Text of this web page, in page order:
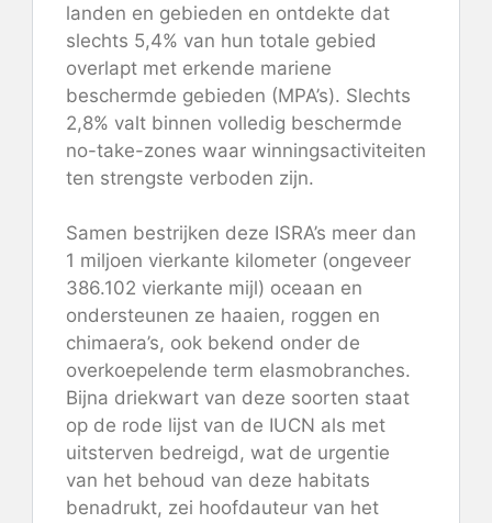
landen en gebieden en ontdekte dat
slechts 5,4% van hun totale gebied
overlapt met erkende mariene
beschermde gebieden (MPA’s). Slechts
2,8% valt binnen volledig beschermde
no-take-zones waar winningsactiviteiten
ten strengste verboden zijn.
Samen bestrijken deze ISRA’s meer dan
1 miljoen vierkante kilometer (ongeveer
386.102 vierkante mijl) oceaan en
ondersteunen ze haaien, roggen en
chimaera’s, ook bekend onder de
overkoepelende term elasmobranches.
Bijna driekwart van deze soorten staat
op de rode lijst van de IUCN als met
uitsterven bedreigd, wat de urgentie
van het behoud van deze habitats
benadrukt, zei hoofdauteur van het